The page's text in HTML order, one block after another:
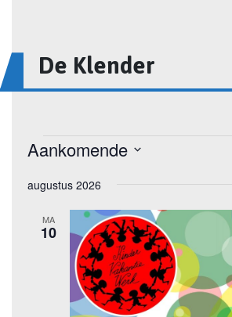
De Klender